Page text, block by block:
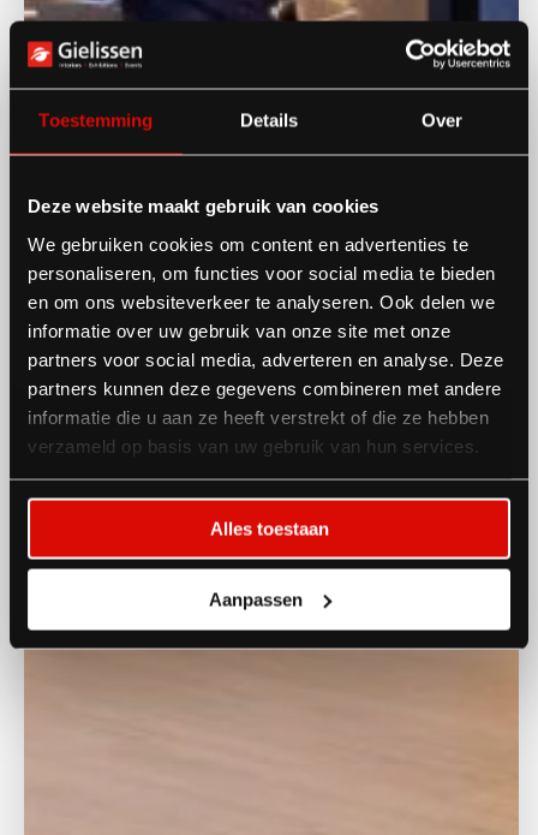
Toestemming Details Over
Deze website maakt gebruik van cookies
We gebruiken cookies om content en advertenties te
personaliseren, om functies voor social media te bieden
en om ons websiteverkeer te analyseren. Ook delen we
informatie over uw gebruik van onze site met onze
partners voor social media, adverteren en analyse. Deze
partners kunnen deze gegevens combineren met andere
informatie die u aan ze heeft verstrekt of die ze hebben
verzameld op basis van uw gebruik van hun services.
Alles toestaan
Aanpassen